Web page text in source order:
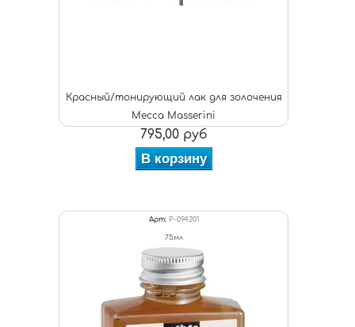
Красный/тонирующий лак для золочения
Mecca Masserini
795,00 руб
В корзину
Арт: P-094201
75мл